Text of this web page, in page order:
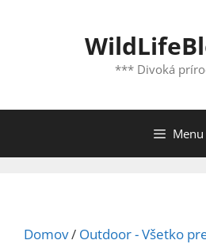
*** Divoká
Menu
Domov/ Outdoor - Všetko